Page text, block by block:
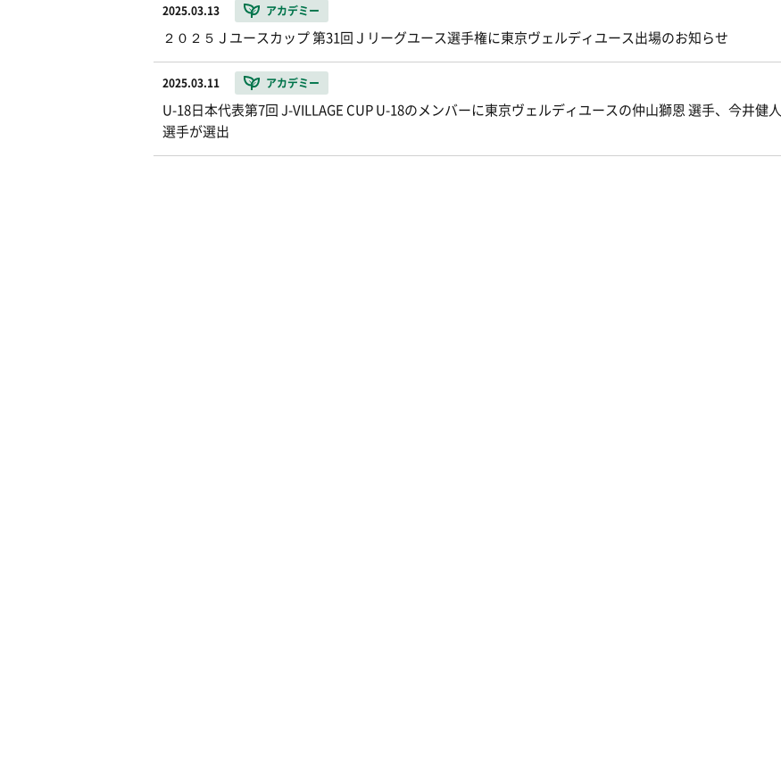
2025.03.13 アカデミー
２０２５Ｊユースカップ 第31回Ｊリーグユース選手権に東京ヴェルディユース出場のお知らせ
2025.03.11 アカデミー
U-18日本代表第7回 J-VILLAGE CUP U-18のメンバーに東京ヴェルディユースの仲山獅恩 選手、今井健人
選手が選出